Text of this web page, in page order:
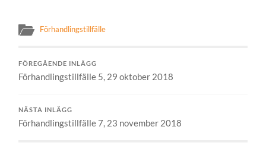
Förhandlingstillfälle
FÖREGÅENDE INLÄGG
Förhandlingstillfälle 5, 29 oktober 2018
NÄSTA INLÄGG
Förhandlingstillfälle 7, 23 november 2018